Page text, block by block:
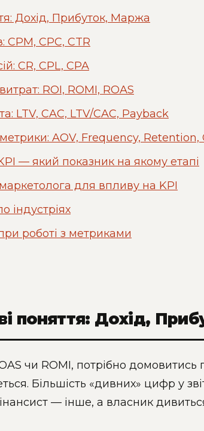
Дохід, Прибуток, Маржа
CPM, CPC, CTR
CR, CPL, CPA
ROI, ROMI, ROAS
LTV, CAC, LTV/CAC, Payback
метрики: AOV, Frequency, Retention,
— який показник на якому етапі
для впливу на KPI
індустріях
роботі з метриками
поняття: Дохід,
чи ROMI, потрібно
Більшість «дивних» цифр у
— інше, а власник